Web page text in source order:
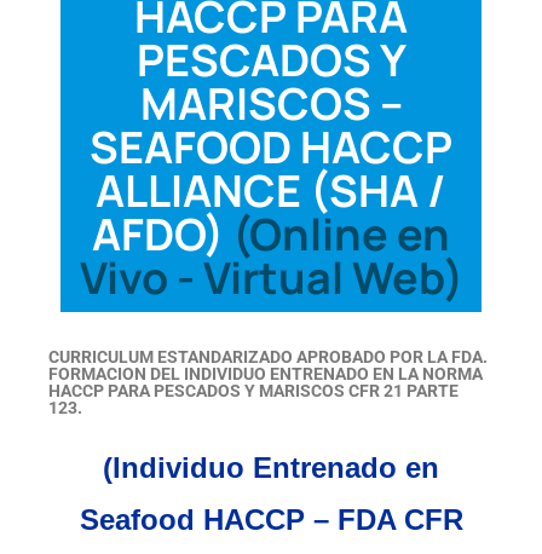
HACCP PARA
PESCADOS Y
MARISCOS –
SEAFOOD HACCP
ALLIANCE (SHA /
AFDO) (Online en
Vivo - Virtual Web)
CURRICULUM ESTANDARIZADO APROBADO POR LA FDA.
FORMACION DEL INDIVIDUO ENTRENADO EN LA NORMA
HACCP PARA PESCADOS Y MARISCOS CFR 21 PARTE
123.
(Individuo Entrenado en
Seafood HACCP – FDA CFR